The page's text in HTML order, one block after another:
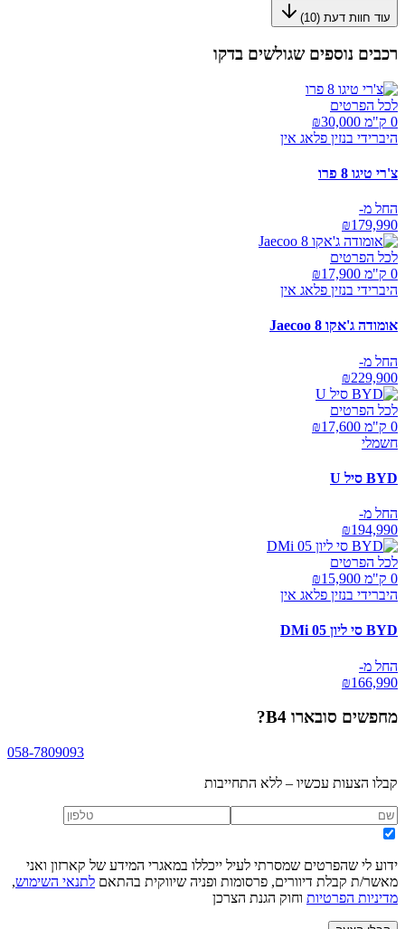
עוד חוות דעת (10
)
רכבים נוספים שגולשים בדקו
לכל הפרטים
0 ק"מ ₪
30,000
היברידי בנזין פלאג אין
צ'רי טיגו 8 פרו
החל מ-
₪179,990
לכל הפרטים
0 ק"מ ₪
17,900
היברידי בנזין פלאג אין
אומודה ג'אקו Jaecoo 8
החל מ-
₪229,900
לכל הפרטים
0 ק"מ ₪
17,600
חשמלי
BYD סיל U
החל מ-
₪194,990
לכל הפרטים
0 ק"מ ₪
15,900
היברידי בנזין פלאג אין
BYD סי ליון 05 DMi
החל מ-
₪166,990
מחפשים סובארו B4 ?
058-7809093
קבלו הצעות עכשיו – ללא התחייבות
ידוע לי שהפרטים שמסרתי לעיל ייכללו במאגרי המידע של קארזון ואני
מאשר/ת קבלת דיוורים, פרסומות ופניה שיווקית בהתאם לתנאי השימוש,
מדיניות הפרטיות וחוק הגנת הצרכן